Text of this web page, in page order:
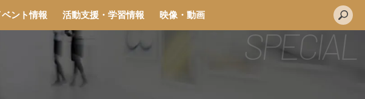
ベント情報 活動支援・学習情報 映像・動画